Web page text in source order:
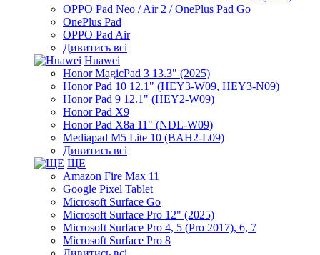
OPPO Pad Neo / Air 2 / OnePlus Pad Go
OnePlus Pad
OPPO Pad Air
Дивитись всі
Huawei
Honor MagicPad 3 13.3" (2025)
Honor Pad 10 12.1" (HEY3-W09, HEY3-N09)
Honor Pad 9 12.1" (HEY2-W09)
Honor Pad X9
Honor Pad X8a 11" (NDL-W09)
Mediapad M5 Lite 10 (BAH2-L09)
Дивитись всі
ЩЕ
Amazon Fire Max 11
Google Pixel Tablet
Microsoft Surface Go
Microsoft Surface Pro 12" (2025)
Microsoft Surface Pro 4, 5 (Pro 2017), 6, 7
Microsoft Surface Pro 8